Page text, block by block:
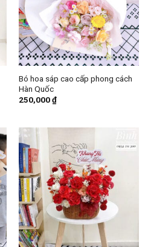
Bó hoa sáp cao cấp phong cách
Hàn Quốc
250,000₫